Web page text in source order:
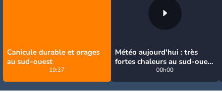
Canicule durable et orages
au sud-ouest
19:37
Météo aujourd'hui : très
fortes chaleurs au sud-ouest
avant des orages, jusqu'à
39°C
00h00